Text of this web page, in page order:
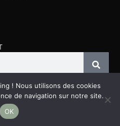
générales de vente
! Nous utilisons des cookies
de navigation sur notre site.
OK